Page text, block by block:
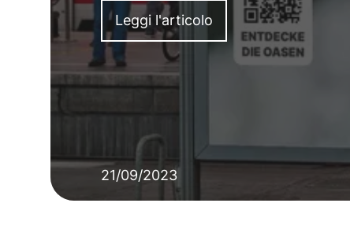
Leggi l'articolo
21/09/2023